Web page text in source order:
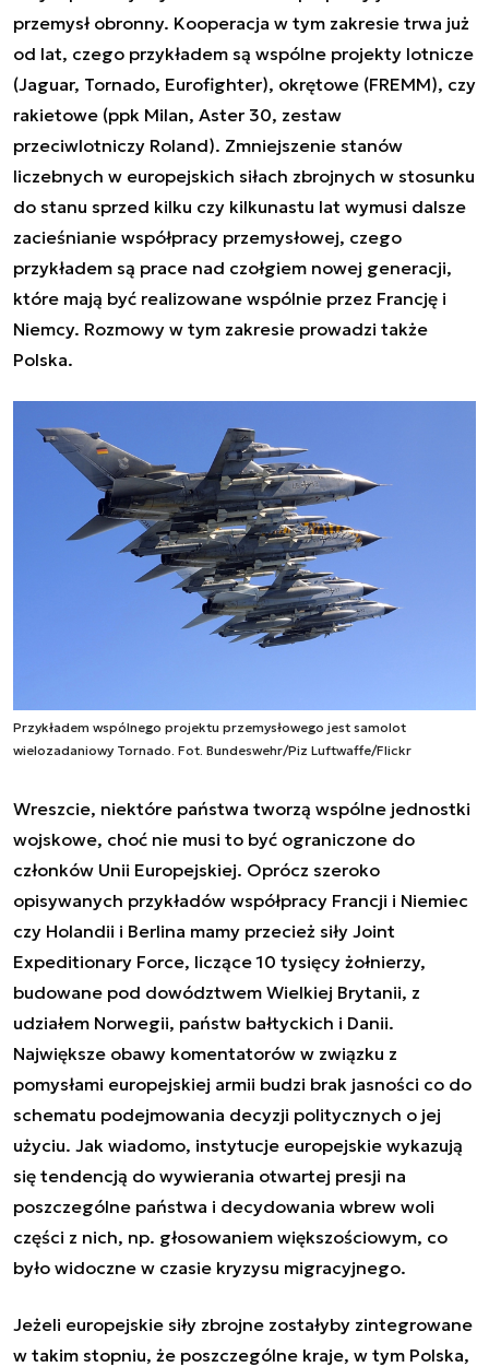
przemysł obronny. Kooperacja w tym zakresie trwa już
od lat, czego przykładem są wspólne projekty lotnicze
(Jaguar, Tornado, Eurofighter), okrętowe (FREMM), czy
rakietowe (ppk Milan, Aster 30, zestaw
przeciwlotniczy Roland). Zmniejszenie stanów
liczebnych w europejskich siłach zbrojnych w stosunku
do stanu sprzed kilku czy kilkunastu lat wymusi dalsze
zacieśnianie współpracy przemysłowej, czego
przykładem są prace nad czołgiem nowej generacji,
które mają być realizowane wspólnie przez Francję i
Niemcy. Rozmowy w tym zakresie prowadzi także
Polska.
Przykładem wspólnego projektu przemysłowego jest samolot
wielozadaniowy Tornado. Fot. Bundeswehr/Piz Luftwaffe/Flickr
Wreszcie, niektóre państwa tworzą wspólne jednostki
wojskowe, choć nie musi to być ograniczone do
członków Unii Europejskiej. Oprócz szeroko
opisywanych przykładów współpracy Francji i Niemiec
czy Holandii i Berlina mamy przecież siły Joint
Expeditionary Force, liczące 10 tysięcy żołnierzy,
budowane pod dowództwem Wielkiej Brytanii, z
udziałem Norwegii, państw bałtyckich i Danii.
Największe obawy komentatorów w związku z
pomysłami europejskiej armii budzi brak jasności co do
schematu podejmowania decyzji politycznych o jej
użyciu. Jak wiadomo, instytucje europejskie wykazują
się tendencją do wywierania otwartej presji na
poszczególne państwa i decydowania wbrew woli
części z nich, np. głosowaniem większościowym, co
było widoczne w czasie kryzysu migracyjnego.
Jeżeli europejskie siły zbrojne zostałyby zintegrowane
w takim stopniu, że poszczególne kraje, w tym Polska,